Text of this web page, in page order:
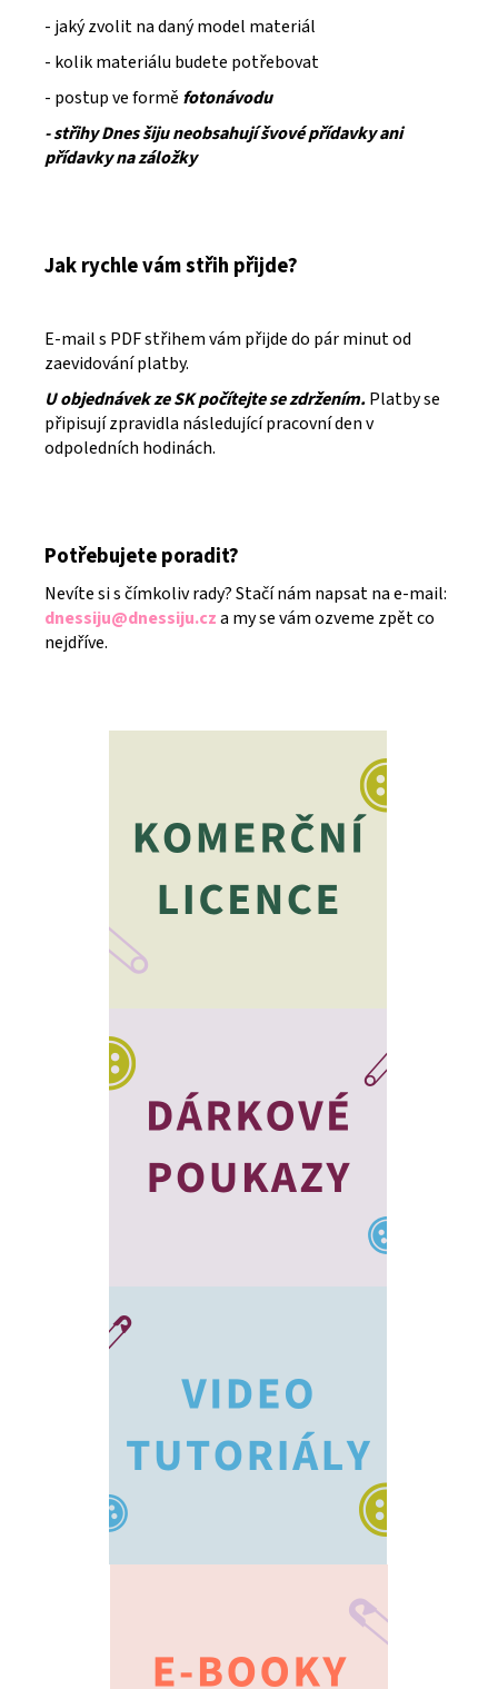
- jaký zvolit na daný model materiál
- kolik materiálu budete potřebovat
- postup ve formě fotonávodu
- střihy Dnes šiju neobsahují švové přídavky ani
přídavky na záložky
Jak rychle vám střih přijde?
E-mail s PDF střihem vám přijde do pár minut od
zaevidování platby.
U objednávek ze SK počítejte se zdržením.Platby se
připisují zpravidla následující pracovní den v
odpoledních hodinách.
Potřebujete poradit?
Nevíte si s čímkoliv rady? Stačí nám napsat na e-mail:
dnessiju@dnessiju.cza my se vám ozveme zpět co
nejdříve.